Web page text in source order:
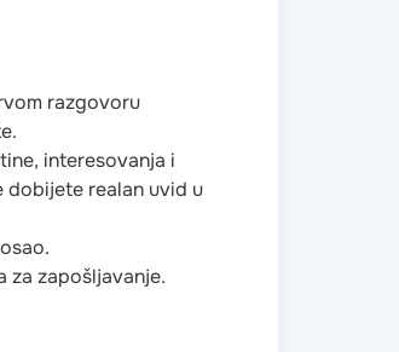
razgovoru
interesovanja i
dobijete realan uvid u
za zapošljavanje.